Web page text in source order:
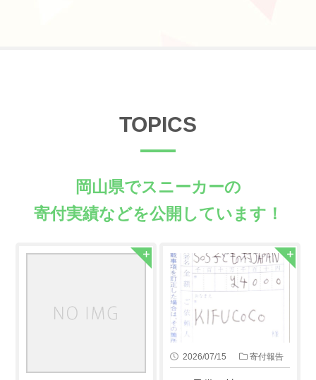
TOPICS
岡山県でスニーカーの
寄付実績などを公開しています！
2026/07/15 寄付報告